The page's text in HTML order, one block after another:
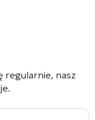
regularnie, nasz